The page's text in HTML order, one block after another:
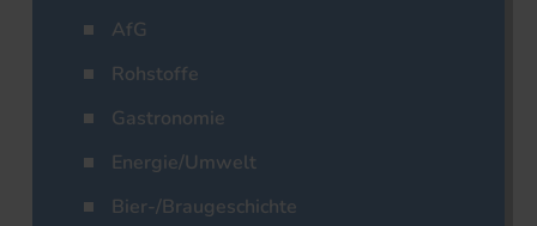
AfG
Rohstoffe
Gastronomie
Energie/Umwelt
Bier-/Braugeschichte